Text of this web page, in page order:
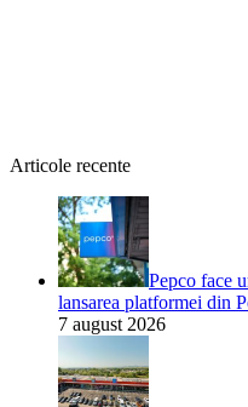
Articole recente
Pepco face
lansarea platformei din
7 august 2026